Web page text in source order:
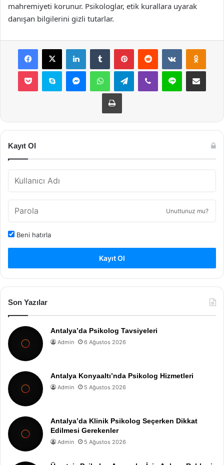
mahremiyeti korunur. Psikologlar, etik kurallara uyarak
danışan bilgilerini gizli tutarlar.
Facebook
X LinkedInTumblr PinterestReddit VKontakte
Pocket Skype MessengerWhatsAppTelegramViber Line E-Posta ile
Yazdır
Kayıt Ol
Unuttunuz mu?
Beni hatırla
Kayıt Ol
Son Yazılar
Antalya’da Psikolog Tavsiyeleri
Admin 6 Ağustos 2026
Antalya Konyaaltı’nda Psikolog Hizmetleri
Admin 5 Ağustos 2026
Antalya’da Klinik Psikolog Seçerken Dikkat
Edilmesi Gerekenler
Admin 5 Ağustos 2026